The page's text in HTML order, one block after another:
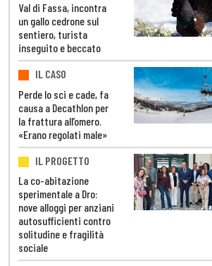
Val di Fassa, incontra
un gallo cedrone sul
sentiero, turista
inseguito e beccato
IL CASO
Perde lo sci e cade, fa
causa a Decathlon per
la frattura all’omero.
«Erano regolati male»
IL PROGETTO
La co-abitazione
sperimentale a Dro:
nove alloggi per anziani
autosufficienti contro
solitudine e fragilità
sociale